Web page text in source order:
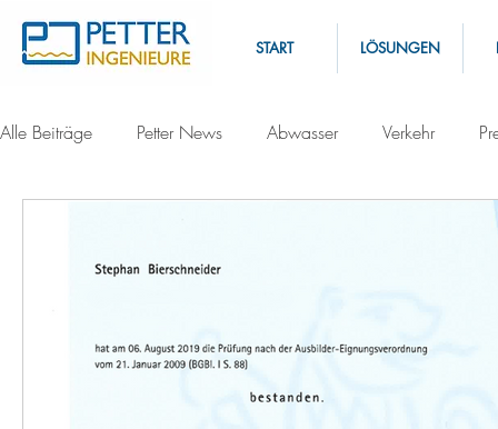
START LÖSUNGEN
Alle Beiträge Petter News Abwasser Verkehr